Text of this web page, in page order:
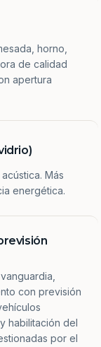
horno,
de calidad
apertura
Más
energética.
con previsión
habilitación del
por el